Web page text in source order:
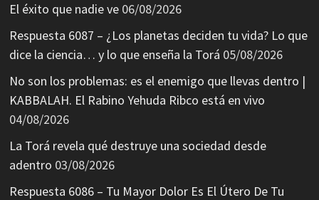
El éxito que nadie ve 06/08/2026
Respuesta 6087 – ¿Los planetas deciden tu vida? Lo que
dice la ciencia… y lo que enseña la Torá 05/08/2026
No son los problemas: es el enemigo que llevas dentro |
KABBALAH. El Rabino Yehuda Ribco está en vivo
04/08/2026
La Torá revela qué destruye una sociedad desde
adentro 03/08/2026
Respuesta 6086 – Tu Mayor Dolor Es El Útero De Tu